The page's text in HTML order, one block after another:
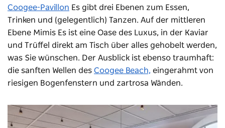
Coogee-Pavillon Es gibt drei Ebenen zum Essen,
Trinken und (gelegentlich) Tanzen. Auf der mittleren
Ebene Mimis Es ist eine Oase des Luxus, in der Kaviar
und Trüffel direkt am Tisch über alles gehobelt werden,
was Sie wünschen. Der Ausblick ist ebenso traumhaft:
die sanften Wellen des Coogee Beach, eingerahmt von
riesigen Bogenfenstern und zartrosa Wänden.